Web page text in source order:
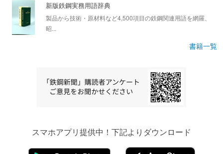
新版鉄鋼実務用語辞典
製品から技術・原材料など4,500項目の鉄鋼関連用語を網羅、
昭...
書籍一覧
スマホアプリ提供中！下記よりダウンロード